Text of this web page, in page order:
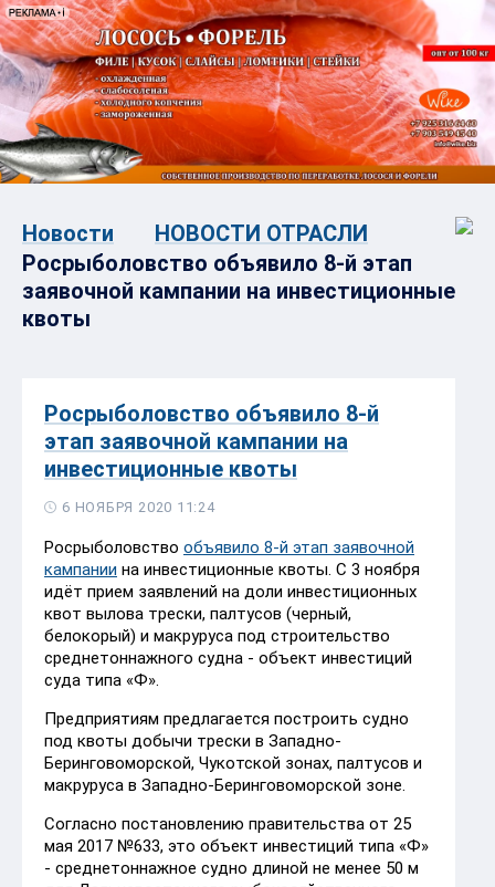
Новости
НОВОСТИ ОТРАСЛИ
Росрыболовство объявило 8-й этап
заявочной кампании на инвестиционные
квоты
Росрыболовство объявило 8-й
этап заявочной кампании на
инвестиционные квоты
6 НОЯБРЯ 2020 11:24
Росрыболовство объявило 8-й этап заявочной
кампании на инвестиционные квоты. С 3 ноября
идёт прием заявлений на доли инвестиционных
квот вылова трески, палтусов (черный,
белокорый) и макруруса под строительство
среднетоннажного судна - объект инвестиций
суда типа «Ф».
Предприятиям предлагается построить судно
под квоты добычи трески в Западно-
Беринговоморской, Чукотской зонах, палтусов и
макруруса в Западно-Беринговоморской зоне.
Согласно постановлению правительства от 25
мая 2017 №633, это объект инвестиций типа «Ф»
- среднетоннажное судно длиной не менее 50 м